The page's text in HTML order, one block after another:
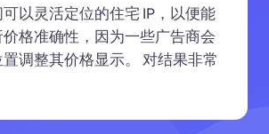
以灵活定位的住宅 IP，以便能
格准确性，因为一些广告商会
调整其价格显示。 对结果非常